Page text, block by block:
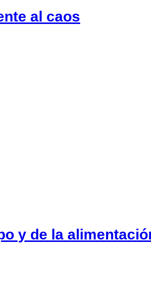
al caos
y de la